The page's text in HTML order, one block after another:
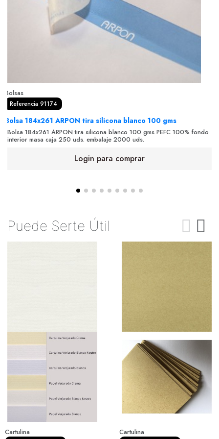
Bolsas
Referencia 91174
Bolsa 184x261 ARPON tira silicona blanco 100 gms
Bolsa 184x261 ARPON tira silicona blanco 100 gms PEFC 100% fondo
interior masa caja 250 uds. embalaje 2000 uds.
Login para comprar
Puede Serte Útil
Cartulina Cartulina